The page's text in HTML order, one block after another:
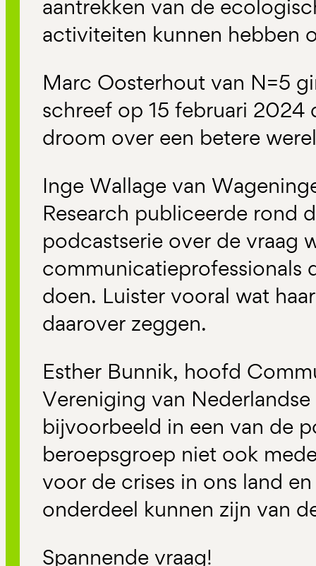
aantrekken van de
activiteiten kunnen hebben
Marc Oosterhout van N=5
schreef op 15 februari 2024
droom over een betere
Inge Wallage van
Research publiceerde rond
podcastserie over de vraag
communicatieprofessionals
doen. Luister vooral wat
daarover zeggen.
Esther Bunnik, hoofd
Vereniging van
bijvoorbeeld in een van de
beroepsgroep niet ook
voor de crises in ons land
onderdeel kunnen zijn van
Spannende vraag!